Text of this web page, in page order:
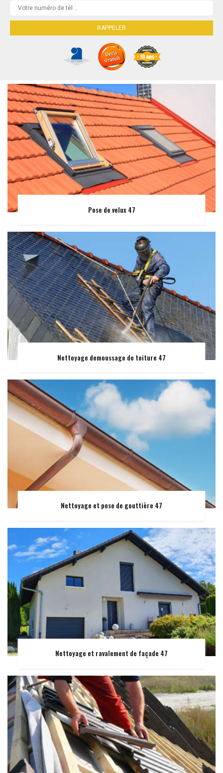
Pose de velux 47
Nettoyage demoussage de toiture 47
Nettoyage et pose de gouttière 47
Nettoyage et ravalement de façade 47